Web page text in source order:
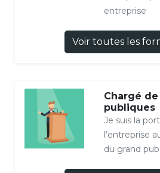
entreprise
Voir toutes les
Chargé
publiques
Je suis la
l’entreprise
du grand